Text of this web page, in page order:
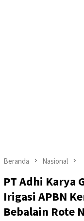
Beranda Nasional
PT Adhi Karya
Irigasi APBN
Bebalain Rote